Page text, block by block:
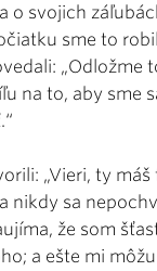
o svojich
sme to
„Odložme
na to, aby sme
„Vieri, ty máš
nikdy sa
že som
a ešte mi